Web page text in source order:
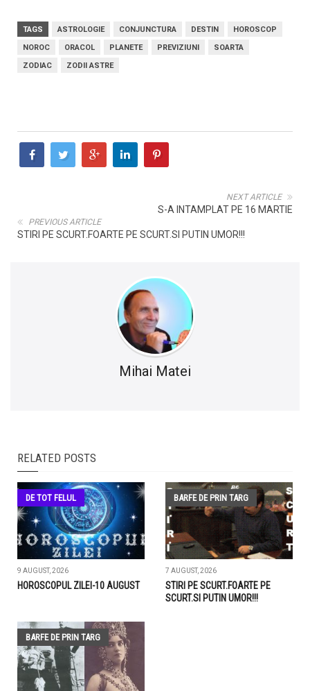
TAGS ASTROLOGIE CONJUNCTURA DESTIN
HOROSCOP
NOROC
ORACOL PLANETE PREVIZIUNI
SOARTA
ZODIAC
ZODII ASTRE
NEXT ARTICLE
S-A INTAMPLAT PE 16 MARTIE
PREVIOUS ARTICLE
STIRI PE SCURT.FOARTE PE SCURT.SI PUTIN UMOR!!!
Mihai Matei
RELATED POSTS
DE TOT FELUL
9 AUGUST, 2026
HOROSCOPUL ZILEI-10 AUGUST
BARFE DE PRIN TARG
7 AUGUST, 2026
STIRI PE SCURT.FOARTE PE
SCURT.SI PUTIN UMOR!!!
BARFE DE PRIN TARG